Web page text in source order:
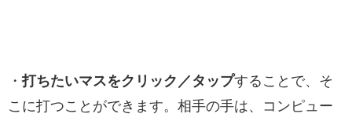
・打ちたいマスをクリック／タップすることで、そ
こに打つことができます。相手の手は、コンピュー